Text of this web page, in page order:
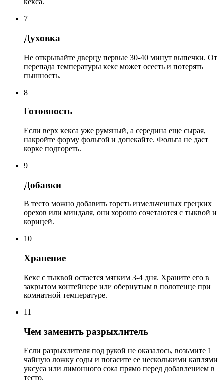
кекса.
7
Духовка
Не открывайте дверцу первые 30-40 минут выпечки. От
перепада температуры кекс может осесть и потерять
пышность.
8
Готовность
Если верх кекса уже румяный, а середина еще сырая,
накройте форму фольгой и допекайте. Фольга не даст
корке подгореть.
9
Добавки
В тесто можно добавить горсть измельченных грецких
орехов или миндаля, они хорошо сочетаются с тыквой и
корицей.
10
Хранение
Кекс с тыквой остается мягким 3-4 дня. Храните его в
закрытом контейнере или обернутым в полотенце при
комнатной температуре.
11
Чем заменить разрыхлитель
Если разрыхлителя под рукой не оказалось, возьмите 1
чайную ложку соды и погасите ее несколькими каплями
уксуса или лимонного сока прямо перед добавлением в
тесто.